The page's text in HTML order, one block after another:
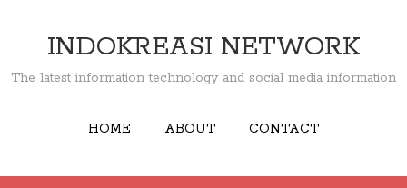
INDOKREASI NETWORK
The latest information technology and social media information
HOME ABOUT CONTACT